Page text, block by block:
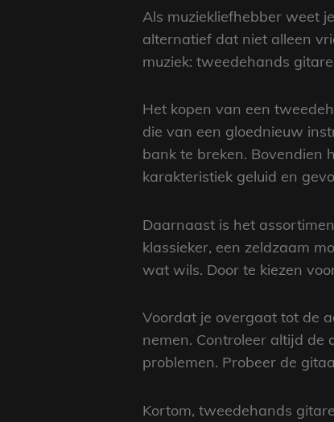
Als muziekliefhebber weet
alternatief dat niet alleen
muziek: tweedehands
Het kopen van een
die van een gloednieuw
bank te breken. Bovendien
karakteristiek geluid en
Daarnaast is het
klassieker, een zeldzaam
wat wils. Door te kiezen
Voordat je overgaat tot de
nemen. Controleer altijd de
problemen. Probeer de
Kortom, tweedehands